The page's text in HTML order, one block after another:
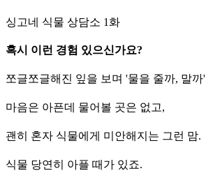
싱고네 식물 상담소 1화
혹시 이런 경험 있으신가요?
쪼글쪼글해진 잎을 보며 '물을 줄까, 말까'
마음은 아픈데 물어볼 곳은 없고,
괜히 혼자 식물에게 미안해지는 그런 맘.
식물 당연히 아플 때가 있죠.